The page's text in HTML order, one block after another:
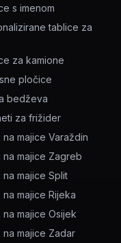
s imenom
tablice za
za kamione
pločice
bedževa
za frižider
na majice Varaždin
na majice Zagreb
na majice Split
na majice Rijeka
na majice Osijek
na majice Zadar